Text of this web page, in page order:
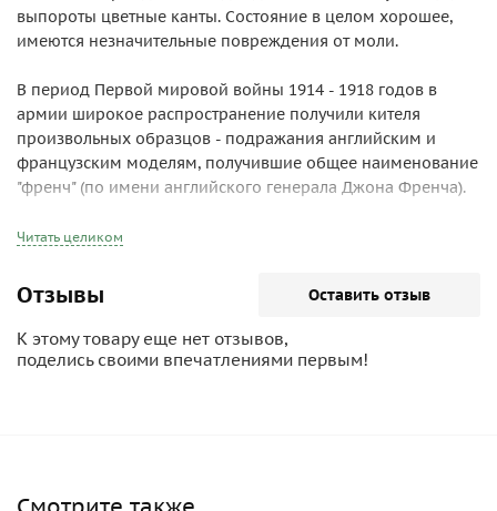
выпороты цветные канты. Состояние в целом хорошее,
имеются незначительные повреждения от моли.
В период Первой мировой войны 1914 - 1918 годов в
армии широкое распространение получили кителя
произвольных образцов - подражания английским и
французским моделям, получившие общее наименование
"френч" (по имени английского генерала Джона Френча).
конструкции воротника: мягкого отложного, или мягкого
русской гимнастерки; регулируемой ширине обшлага (с
помощью хлястиков или разрезной манжеты); больших
накладных карманах на груди и полах с застежкой на
пуговицы. Среди авиаторов ограниченное
количеству офицеров в русской армии. Кроме того, во
Читать целиком
Отзывы Оставить отзыв
К этому товару еще нет отзывов,
поделись своими впечатлениями первым!